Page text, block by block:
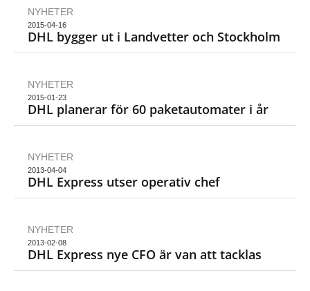
NYHETER
2015-04-16
DHL bygger ut i Landvetter och Stockholm
NYHETER
2015-01-23
DHL planerar för 60 paketautomater i år
NYHETER
2013-04-04
DHL Express utser operativ chef
NYHETER
2013-02-08
DHL Express nye CFO är van att tacklas